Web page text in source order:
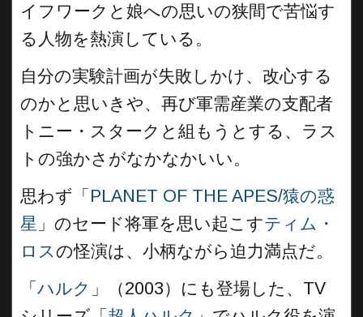
イフワークと娘への思いの狭間で苦悩す
る人物を熱演している。
自分の実験計画が失敗しかけ、改心する
のかと思いきや、再び軍需産業の支配者
トニー・スタークと組もうとする、ラス
トの強かさがなかなかいい。
思わず「 PLANET OF THE APES/猿の惑
星 」のセード将軍を思い起こすティム・
ロスの怪演は、小柄ながら迫力満点だ。
「 ハルク 」（2003）にも登場した、TV